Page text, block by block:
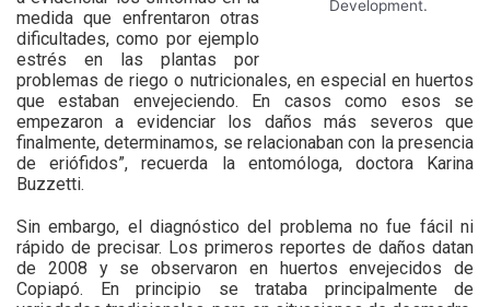
Development.
medida que enfrentaron otras
dificultades, como por ejemplo
estrés en las plantas por
problemas de riego o nutricionales, en especial en huertos
que estaban envejeciendo. En casos como esos se
empezaron a evidenciar los daños más severos que
finalmente, determinamos, se relacionaban con la presencia
de eriófidos”, recuerda la entomóloga, doctora Karina
Buzzetti.
Sin embargo, el diagnóstico del problema no fue fácil ni
rápido de precisar. Los primeros reportes de daños datan
de 2008 y se observaron en huertos envejecidos de
Copiapó. En principio se trataba principalmente de